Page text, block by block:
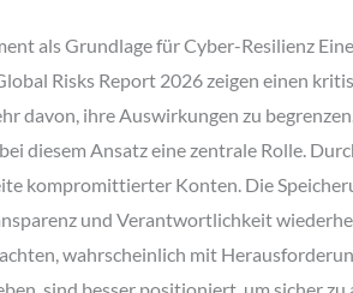
als Grundlage für Cyber-Resilienz
Risks Report 2026 zeigen einen
davon, ihre Auswirkungen zu
diesem Ansatz eine zentrale Rolle.
kompromittierter Konten. Die
und Verantwortlichkeit
wahrscheinlich mit